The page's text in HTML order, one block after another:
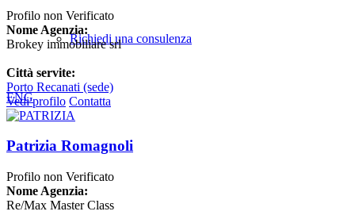
Richiedi una consulenza
ENG
Profilo non Verificato
Nome Agenzia:
Brokey immobiliare srl
Città servite:
Porto Recanati (sede)
Vedi profilo Contatta
Patrizia Romagnoli
Profilo non Verificato
Nome Agenzia:
Re/Max Master Class